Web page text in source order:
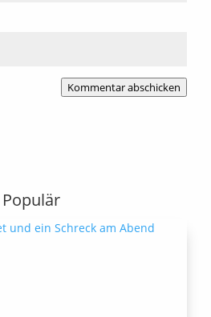
Kommentar abschicken
Populär